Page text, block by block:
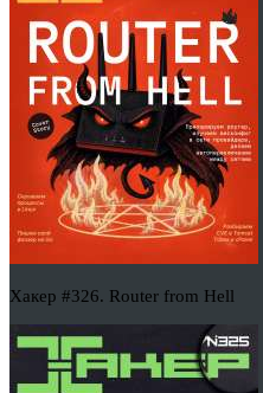
Хакер #326. Router from Hell